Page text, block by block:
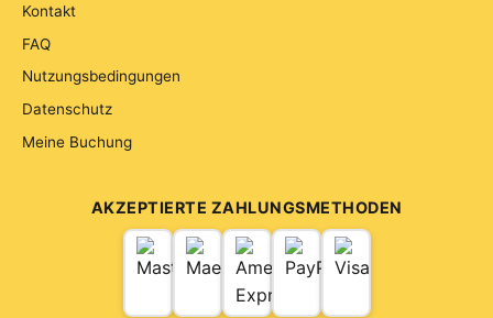
Kontakt
FAQ
Nutzungsbedingungen
Datenschutz
Meine Buchung
AKZEPTIERTE ZAHLUNGSMETHODEN